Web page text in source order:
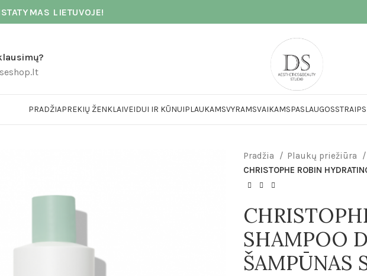
LIETUVOJE!
PRADŽIAPREKIŲ ŽENKLAIVEIDUI IR KŪNUIPLAUKAMSVYRAMSVAIKAMSPASLAUGOS
Pradžia Plaukų priežiūra
CHRISTOPHE ROBIN
SHAMPOO
ŠAMPŪNAS